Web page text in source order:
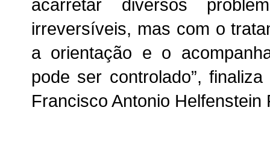
acarretar diversos
irreversíveis, mas com o
a orientação e o
pode ser controlado”,
Francisco Antonio